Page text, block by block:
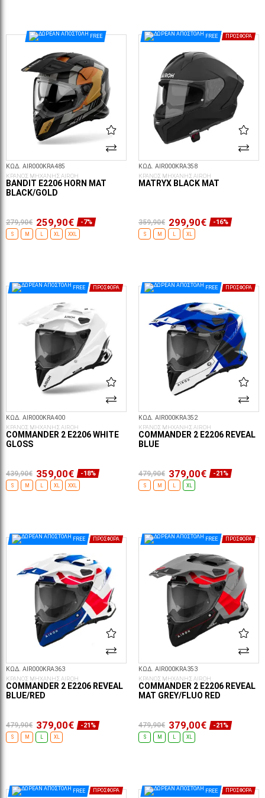
FREE
ΚΩΔ. AIR000KRA485
ΚΡΑΝΟΣ ΜΗΧΑΝΗΣ AIROH
BANDIT E2206 HORN MAT
BLACK/GOLD
279,90€ 259,90€ -7%
S M XL XXL
FREE ΠΡΟΣΦΟΡΆ
ΚΩΔ. AIR000KRA358
ΚΡΑΝΟΣ ΜΗΧΑΝΗΣ AIROH
MATRYX BLACK MAT
359,90€ 299,90€ -16%
S M XL
FREE ΠΡΟΣΦΟΡΆ
ΚΩΔ. AIR000KRA400
ΚΡΑΝΟΣ ΜΗΧΑΝΗΣ AIROH
COMMANDER 2 E2206 WHITE
GLOSS
439,90€ 359,00€ -18%
S M XL XXL
FREE ΠΡΟΣΦΟΡΆ
ΚΩΔ. AIR000KRA352
ΚΡΑΝΟΣ ΜΗΧΑΝΗΣ AIROH
COMMANDER 2 E2206 REVEAL
BLUE
479,90€ 379,00€ -21%
S M XL
FREE ΠΡΟΣΦΟΡΆ
ΚΩΔ. AIR000KRA363
ΚΡΑΝΟΣ ΜΗΧΑΝΗΣ AIROH
COMMANDER 2 E2206 REVEAL
BLUE/RED
479,90€ 379,00€ -21%
S M L XL
FREE ΠΡΟΣΦΟΡΆ
ΚΩΔ. AIR000KRA353
ΚΡΑΝΟΣ ΜΗΧΑΝΗΣ AIROH
COMMANDER 2 E2206 REVEAL
MAT GREY/FLUO RED
479,90€ 379,00€ -21%
S M L XL
FREE ΠΡΟΣΦΟΡΆ FREE ΠΡΟΣΦΟΡΆ